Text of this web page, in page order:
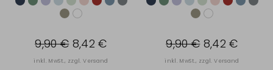
9,90 € 8,42 €
inkl. MwSt., zzgl.Versand
9,90 € 8,42 €
inkl. MwSt., zzgl.Versand